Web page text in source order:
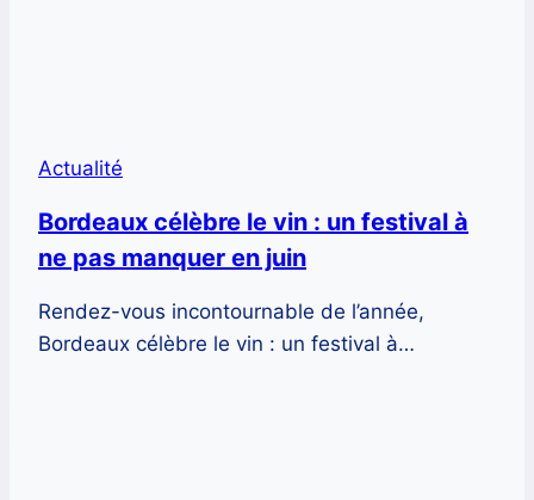
Actualité
Bordeaux célèbre le vin : un festival à
ne pas manquer en juin
Rendez-vous incontournable de l’année,
Bordeaux célèbre le vin : un festival à…